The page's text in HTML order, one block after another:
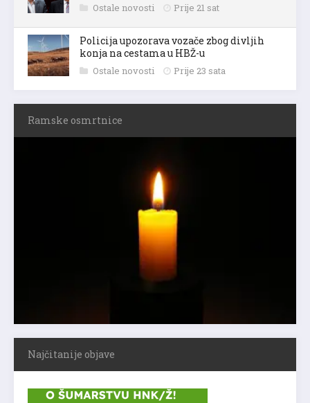
Ostale novosti Prije 21 sat
Policija upozorava vozače zbog divljih
konja na cestama u HBŽ-u
Ostale novosti Prije 23 sata
Ramske osmrtnice
Najčitanije objave